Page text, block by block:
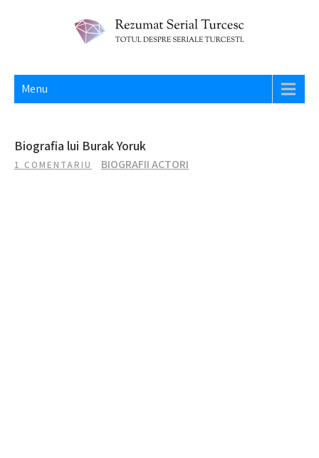
REZUMAT SERIAL TURCESC
Menu
Biografia lui Burak Yoruk
1 COMENTARIU BIOGRAFII ACTORI